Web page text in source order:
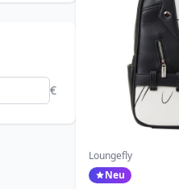
€
Loungefly
Neu